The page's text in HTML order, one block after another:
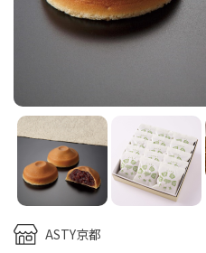
ASTY京都